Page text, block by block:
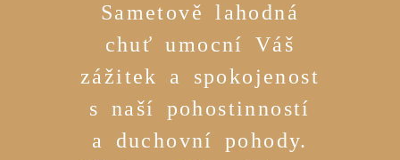
Sametově lahodná
chuť umocní Váš
zážitek a spokojenost
s naší pohostinností
a duchovní pohody.